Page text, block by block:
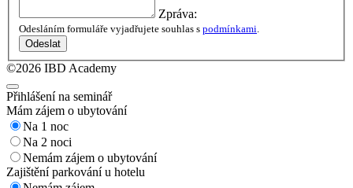
Zpráva:
Odesláním formuláře vyjadřujete souhlas s podmínkami
Odeslat
©2026 IBD Academy
Přihlášení na seminář
Mám zájem o ubytování
Na 1 noc
Na 2 noci
Nemám zájem o ubytování
Zajištění parkování u hotelu